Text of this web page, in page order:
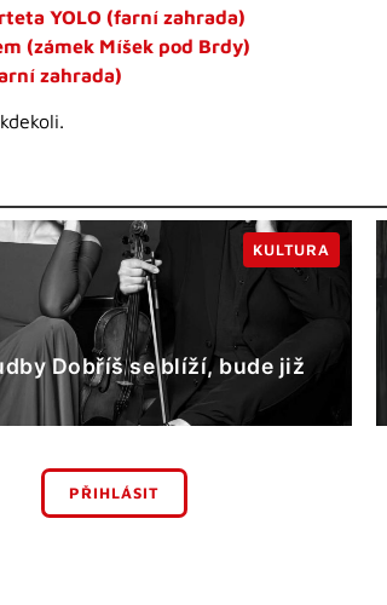
YOLO (farní zahrada)
(zámek Míšek pod Brdy)
zahrada)
Dobříš se blíží, bude již
KULTURA
PŘIHLÁSIT